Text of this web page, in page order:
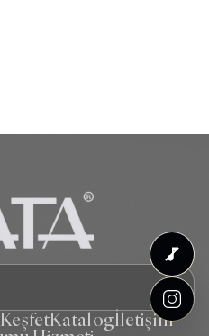
Katalogİletişim